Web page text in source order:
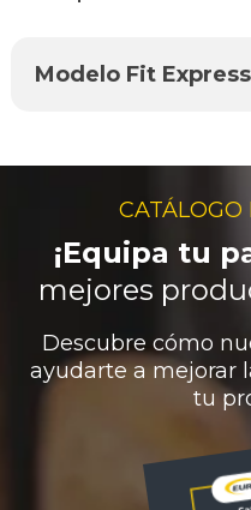
Modelo Fit
¡Equipa tu
mejores
Descubre cómo
ayudarte a mejorar
tu